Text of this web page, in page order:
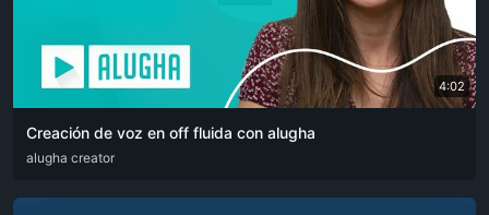
4:02
Creación de voz en off fluida con alugha
ARA CAT DEU
alugha creator